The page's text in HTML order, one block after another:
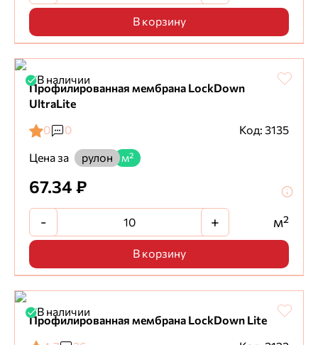
В корзину
В наличии
Профилированная мембрана LockDown
UltraLite
0
0
Код: 3135
Цена за
рулон м²
67.34 ₽
- + м²
В корзину
В наличии
Профилированная мембрана LockDown Lite